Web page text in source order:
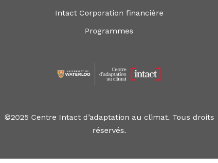
Intact Corporation financière
Programmes
©2025 Centre Intact d’adaptation au climat. Tous droits
réservés.